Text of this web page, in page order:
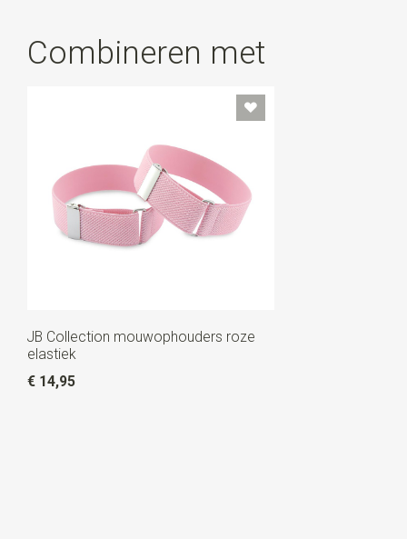
Combineren met
JB Collection mouwophouders roze
elastiek
€ 14,95